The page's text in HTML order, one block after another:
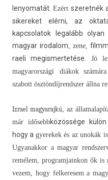
lenyomatát.Ezértszeret­nék
sikereket elérni, az
kapcsolatok legalább
magyar ir­odalom, zene,
raeli megis­mertetése.
Jó
magyarországi diákok
szabott ösztön­díjrendsz­er állna
Iz­rael magyarajkú, az
már idősebbközössége
hogy a gyerekek és az unokák
Ugyanak­kor a magyar
remélem, pro­gram­jain­kon ők
vezem, hogy fel­keresem a